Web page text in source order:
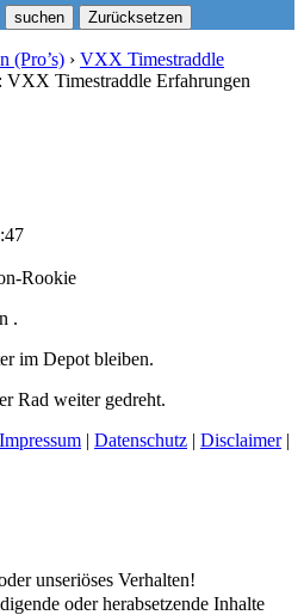
Zurücksetzen
(Pro’s) › VXX Timestraddle
VXX Timestraddle Erfahrungen
Rookie
.
im Depot bleiben.
Rad weiter gedreht.
Impressum | Datenschutz | Disclaimer|
unseriöses Verhalten!
oder herabsetzende Inhalte